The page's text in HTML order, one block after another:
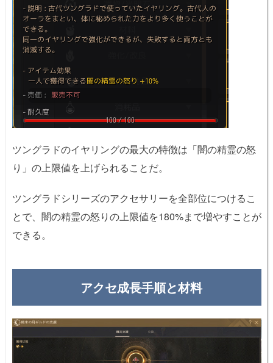
ツングラドのイヤリングの最大の特徴は「闇の精霊の怒
り」の上限値を上げられることだ。
ツングラドシリーズのアクセサリーを全部位につけるこ
とで、闇の精霊の怒りの上限値を180%まで増やすことが
できる。
アクセ成長手順と材料